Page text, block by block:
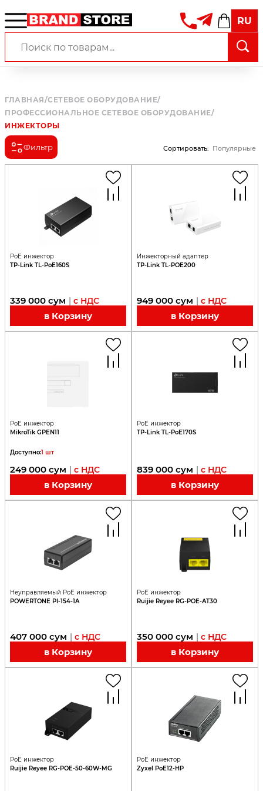
RU
ГЛАВНАЯ/СЕТЕВОЕ ОБОРУДОВАНИЕ/
ПРОФЕССИОНАЛЬНОЕ СЕТЕВОЕ ОБОРУДОВАНИЕ/
ИНЖЕКТОРЫ
Фильтр Сортировать: Популярные
PoE инжектор
TP-Link TL-PoE160S
339 000 сум | с НДС
в Корзину
Инжекторный адаптер
TP-Link TL-POE200
949 000 сум | с НДС
в Корзину
PoE инжектор
MikroTik GPEN11
Доступно:1 шт
249 000 сум | с НДС
в Корзину
PoE инжектор
TP-Link TL-PoE170S
839 000 сум | с НДС
в Корзину
Неуправляемый PoE инжектор
POWERTONE PI-154-1A
407 000 сум | с НДС
в Корзину
PoE инжектор
Ruijie Reyee RG-POE-AT30
350 000 сум | с НДС
в Корзину
PoE инжектор
Ruijie Reyee RG-POE-50-60W-MG
PoE инжектор
Zyxel PoE12-HP